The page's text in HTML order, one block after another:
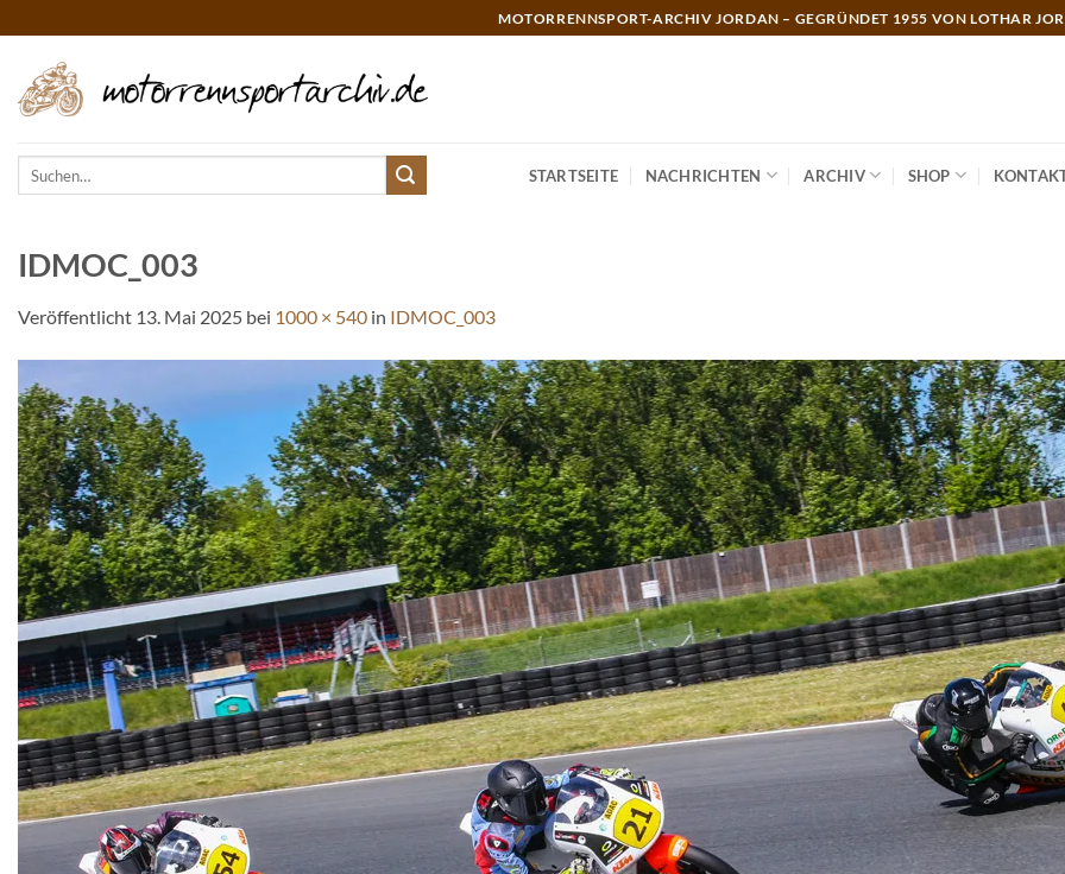
Inhalt
springen
MOTORRENNSPORT-ARCHIV JORDAN – GEGRÜNDET 1955 VON LOTHAR
STARTSEITE NACHRICHTEN ARCHIV SHOP
IDMOC_003
Veröffentlicht 13. Mai 2025 bei 1000 × 540 in IDMOC_003